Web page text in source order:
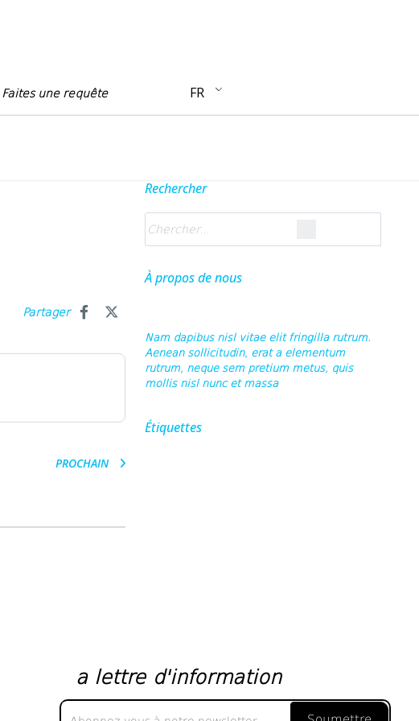
Faites une requête FR
Partager
PROCHAIN
Rechercher
À propos de nous
Nam dapibus nisl vitae elit fringilla rutrum.
Aenean sollicitudin, erat a elementum
rutrum, neque sem pretium metus, quis
mollis nisl nunc et massa
Étiquettes
a lettre d'information
a